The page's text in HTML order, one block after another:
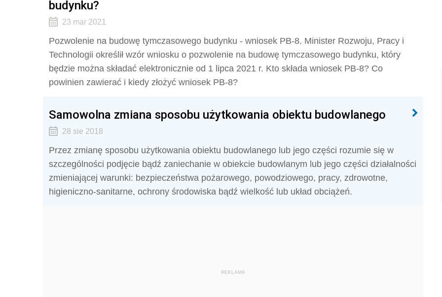
budynku?
23 mar 2021
Pozwolenie na budowę tymczasowego budynku - wniosek PB-8. Minister Rozwoju, Pracy i
Technologii określił wzór wniosku o pozwolenie na budowę tymczasowego budynku, który
będzie można składać elektronicznie od 1 lipca 2021 r. Kto składa wniosek PB-8? Co
powinien zawierać i kiedy złożyć wniosek PB-8?
Samowolna zmiana sposobu użytkowania obiektu budowlanego
28 sie 2018
Przez zmianę sposobu użytkowania obiektu budowlanego lub jego części rozumie się w
szczególności podjęcie bądź zaniechanie w obiekcie budowlanym lub jego części działalności
zmieniającej warunki: bezpieczeństwa pożarowego, powodziowego, pracy, zdrowotne,
higieniczno-sanitarne, ochrony środowiska bądź wielkość lub układ obciążeń.
REKLAMA